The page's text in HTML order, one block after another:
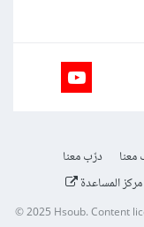
درّب معنا
مركز المساعدة
© 2025Hsoub.Content